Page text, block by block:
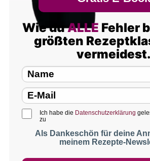
Wie duALLE Fehler
größten
vermeidest.
Ich habe die Datenschutzerklärung
zu
Als Dankeschön für deine
meinem Rezepte-